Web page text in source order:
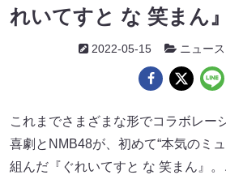
れいてすと な 笑まん
2022-05-15 ニュース
これまでさまざまな形でコラボレー
喜劇とNMB48が、初めて“本気のミ
組んだ『ぐれいてすと な 笑まん』